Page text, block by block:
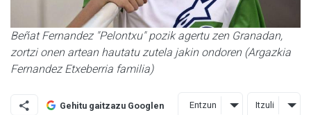
Beñat Fernandez "Pelontxu" pozik agertu zen Granadan,
zortzi onen artean hautatu zutela jakin ondoren (Argazkia
Fernandez Etxeberria familia)
Gehitu gaitzazu Googlen Entzun Itzuli